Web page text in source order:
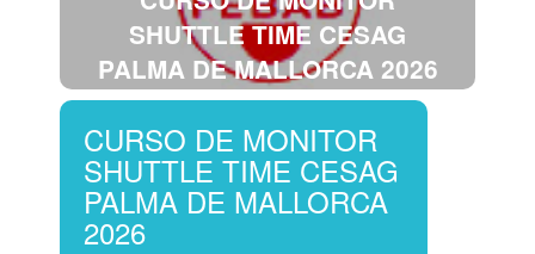
SHUTTLE TIME CESAG
PALMA DE MALLORCA 2026
CURSO DE MONITOR
SHUTTLE TIME CESAG
PALMA DE MALLORCA
2026